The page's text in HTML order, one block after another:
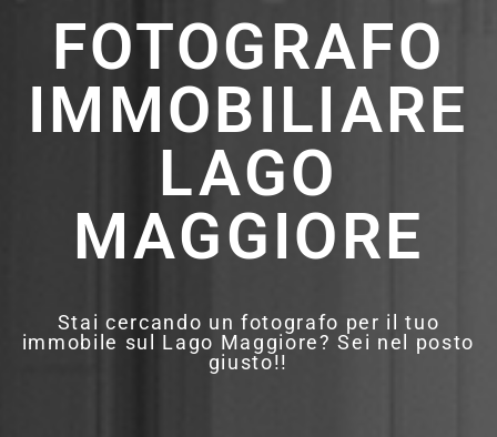
FOTOGRAFO
IMMOBILIARE
LAGO
MAGGIORE
Stai cercando un fotografo per il tuo
immobile sul Lago Maggiore? Sei nel posto
giusto!!